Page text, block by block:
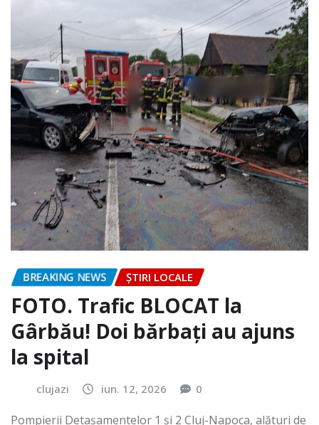
BREAKING NEWS ȘTIRI LOCALE
FOTO. Trafic BLOCAT la
Gârbău! Doi bărbați au ajuns
la spital
clujazi iun. 12, 2026 0